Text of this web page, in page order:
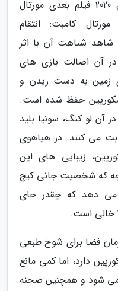
ریبوت 2021 قرار داد، اما در سال 2020 فیلم بعدی مورتال
کامبت: انتقام
شاهد شباهت آن با اثر
آن اصالت بازی های
زمین به دست ریدن و
حفظ شده است.
آن لو کنگ، سونیا بلید
می کنند. در هیاهوی
زیبایی های این
که شخصیت جانی کیج
دهد که چقدر جای
فضا برای شوخ طبعی
دارد، اما کمی مانع
می شود و همچنین صحنه